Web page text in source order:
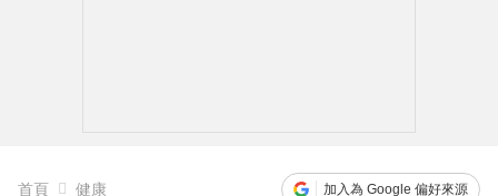
首頁 健康 加入為 Google 偏好來源